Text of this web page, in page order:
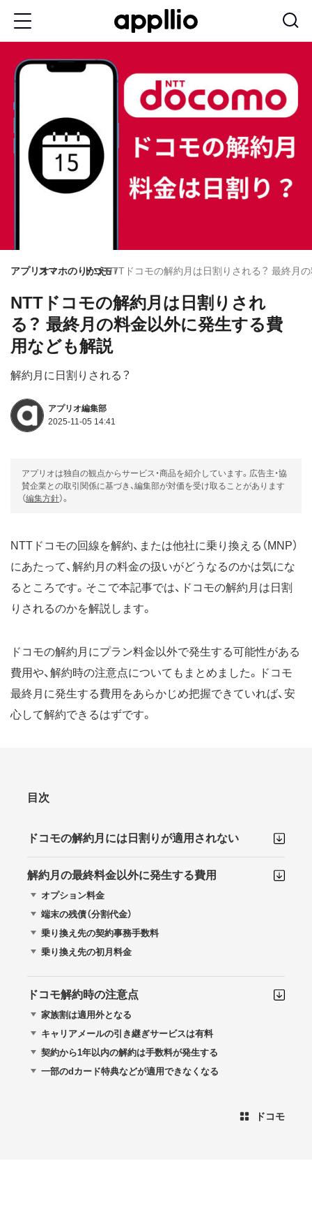
アプリオスマホのりかえ
ドコモNTTドコモの解約月は日割りされる？ 最終月
NTTドコモの解約月は日割りされ
る？ 最終月の料金以外に発生する費
用なども解説
解約月に日割りされる？
アプリオ編集部
2025-11-05 14:41
アプリオは独自の観点からサービス・商品を紹介しています。広告主・協
賛企業との取引関係に基づき、編集部が対価を受け取ることがあります
（編集方針）。
NTTドコモの回線を解約、または他社に乗り換える（MNP）
にあたって、解約月の料金の扱いがどうなるのかは気にな
るところです。そこで本記事では、ドコモの解約月は日割
りされるのかを解説します。
ドコモの解約月にプラン料金以外で発生する可能性がある
費用や、解約時の注意点についてもまとめました。ドコモ
最終月に発生する費用をあらかじめ把握できていれば、安
心して解約できるはずです。
目次
ドコモの解約月には日割りが適用されない
解約月の最終料金以外に発生する費用
オプション料金
端末の残債（分割代金）
乗り換え先の契約事務手数料
乗り換え先の初月料金
ドコモ解約時の注意点
家族割は適用外となる
キャリアメールの引き継ぎサービスは有料
契約から1年以内の解約は手数料が発生する
一部のdカード特典などが適用できなくなる
ドコモ